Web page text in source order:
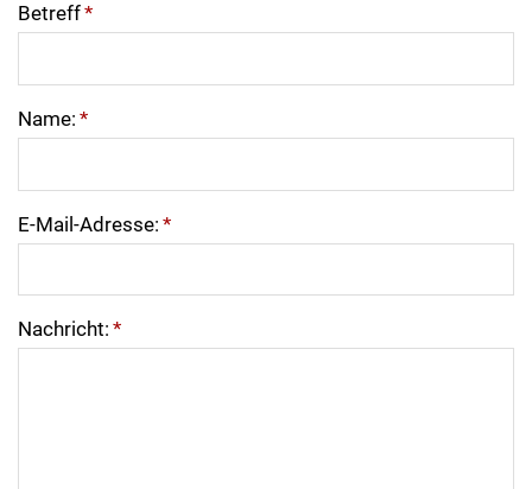
Betreff*
Name: *
E-Mail-Adresse: *
Nachricht: *